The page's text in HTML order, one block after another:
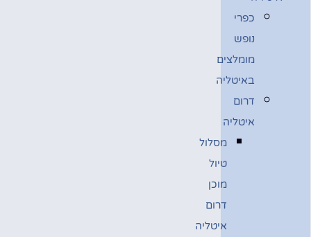
כפרי
נופש
מומלצים
באיטליה
דרום
איטליה
מסלול
טיול
מוכן
דרום
איטליה